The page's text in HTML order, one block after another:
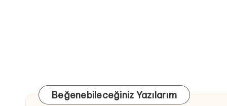
Beğenebileceğiniz Yazılarım